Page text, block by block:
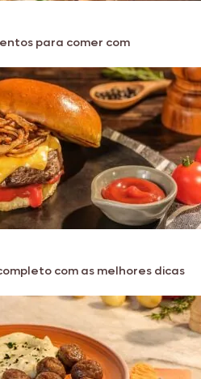
para comer com
com as melhores dicas